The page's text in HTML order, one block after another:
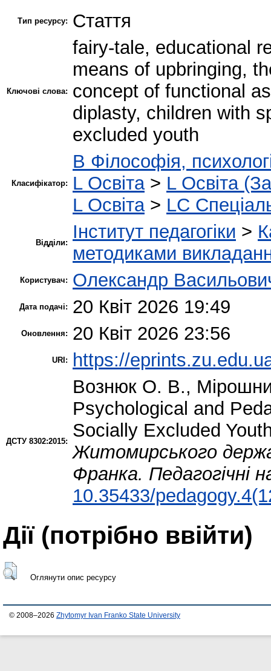
Тип ресурсу: Стаття
Ключові слова:
fairy-tale, educational
means of upbringing,
concept of functional
diplasty, children with
excluded youth
Класифікатор:
B Філософія,
L Освіта> L Освіта
L Освіта> LC
Відділи:
Інститут педагогіки >
методиками
Користувач: Олександр
Дата подачі: 20 Квіт 2026 19:49
Оновлення: 20 Квіт 2026 23:56
URI: https://
ДСТУ 8302:2015:
Вознюк О. В.,
Psychological and
Socially Excluded
Житомирського
Франка. Педагогічні
10.35433/
Дії ​​(потрібно ввійти)
Оглянути опис ресурсу
© 2008–2026 Zhytomyr Ivan Franko State University